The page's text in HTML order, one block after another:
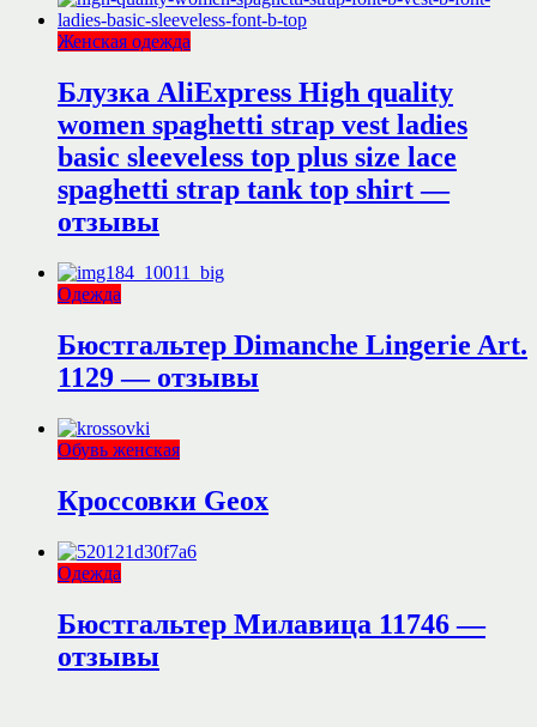
Женская одежда
Блузка AliExpress High quality
women spaghetti strap vest ladies
basic sleeveless top plus size lace
spaghetti strap tank top shirt —
отзывы
Одежда
Бюстгальтер Dimanche Lingerie Art.
1129 — отзывы
Обувь женская
Кроссовки Geox
Одежда
Бюстгальтер Милавица 11746 —
отзывы